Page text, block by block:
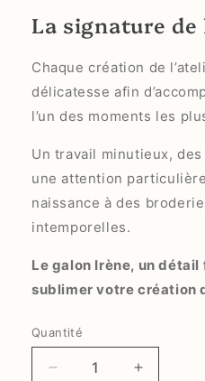
La signature de
Chaque création de
délicatesse afin
l’un des moments les
Un travail minutieux,
une attention
naissance à des
intemporelles.
Le galon Irène, un
sublimer votre création
Quantité
Quantité
Réduire